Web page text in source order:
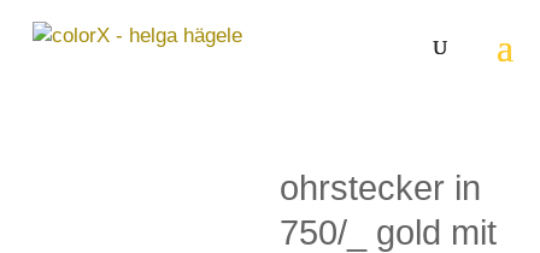
ohrstecker in
750/_ gold mit